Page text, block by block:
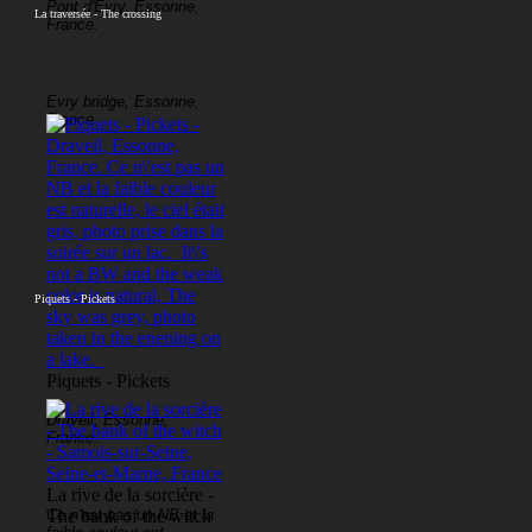
Pont d'Evry, Essonne,
France.
Evry bridge, Essonne,
France
La traversée - The crossing
Piquets - Pickets
Draveil, Essonne,
France.
Ce n'est pas un NB et la
Piquets - Pickets
La rive de la sorcière -
The bank of the witch